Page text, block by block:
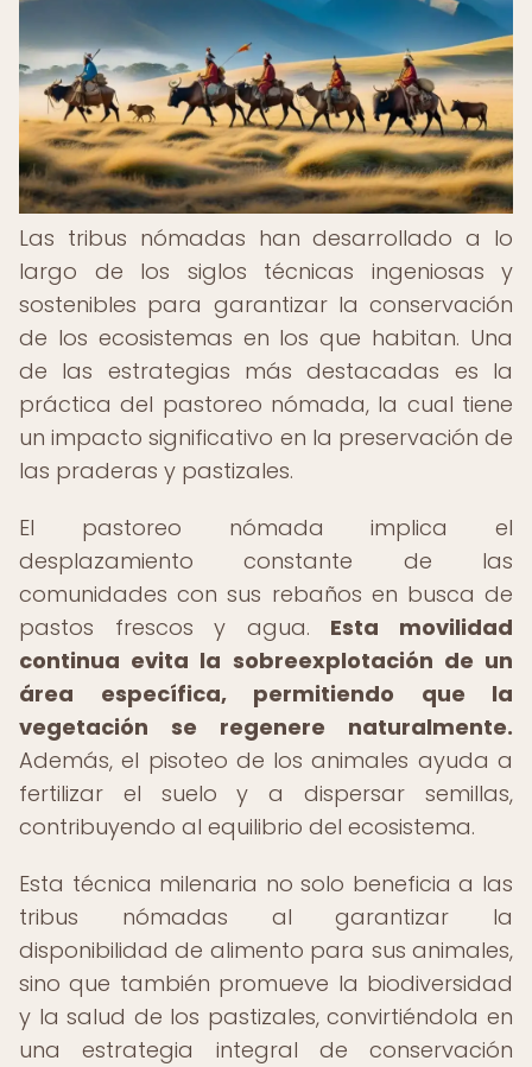
Las tribus nómadas han desarrollado a lo
largo de los siglos técnicas ingeniosas y
sostenibles para garantizar la conservación
de los ecosistemas en los que habitan. Una
de las estrategias más destacadas es la
práctica del pastoreo nómada, la cual tiene
un impacto significativo en la preservación de
las praderas y pastizales.
El pastoreo nómada implica el
desplazamiento constante de las
comunidades con sus rebaños en busca de
pastos frescos y agua. Esta movilidad
continua evita la sobreexplotación de un
área específica, permitiendo que la
vegetación se regenere naturalmente.
Además, el pisoteo de los animales ayuda a
fertilizar el suelo y a dispersar semillas,
contribuyendo al equilibrio del ecosistema.
Esta técnica milenaria no solo beneficia a las
tribus nómadas al garantizar la
disponibilidad de alimento para sus animales,
sino que también promueve la biodiversidad
y la salud de los pastizales, convirtiéndola en
una estrategia integral de conservación